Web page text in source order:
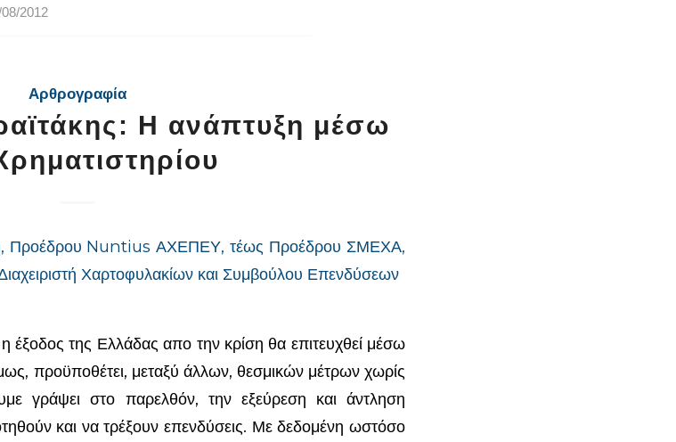
2012
Αρθρογραφία
Η ανάπτυξη μέσω
Προέδρου Nuntius ΑΧΕΠΕΥ, τέως Προέδρου ΣΜΕΧΑ,
Χαρτοφυλακίων και Συμβούλου Επενδύσεων
έξοδος της Ελλάδας απο την κρίση θα επιτευχθεί μέσω
προϋποθέτει, μεταξύ άλλων, θεσμικών μέτρων χωρίς
γράψει στο παρελθόν, την εξεύρεση και άντληση
και να τρέξουν επενδύσεις. Με δεδομένη ωστόσο